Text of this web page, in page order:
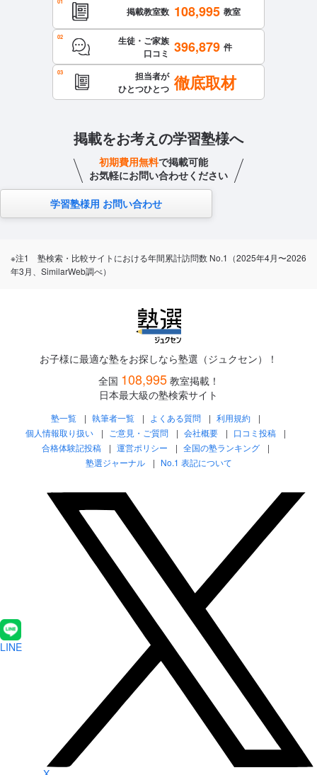
掲載教室数 108,995 教室
生徒・ご家族
口コミ 396,879 件
担当者が
ひとつひとつ 徹底取材
掲載をお考えの学習塾様へ
初期費用無料で掲載可能
お気軽にお問い合わせください
学習塾様用 お問い合わせ
※注1 塾検索・比較サイトにおける年間累計訪問数 No.1（2025年4月〜2026
年3月、SimilarWeb調べ）
お子様に最適な塾をお探しなら塾選（ジュクセン）！
全国 108,995 教室掲載！
日本最大級の塾検索サイト
塾一覧 執筆者一覧 よくある質問
利用規約
個人情報取り扱い
ご意見・ご質問 会社概要
口コミ投稿
合格体験記投稿
運営ポリシー
全国の塾ランキング
塾選ジャーナル
No.1 表記について
LINE